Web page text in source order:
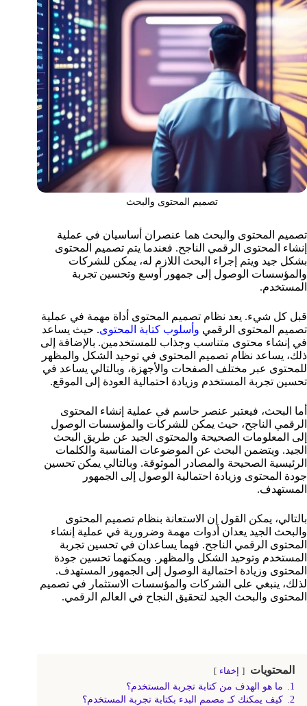
تصميم المحتوى والبحث
تصميم المحتوى والبحث هما عنصران أساسيان في عملية
إنشاء المحتوى الرقمي الناجح. فعندما يتم تصميم المحتوى
بشكل جيد ويتم إجراء البحث اللازم له، يمكن للشركات
والمؤسسات الوصول إلى جمهور أوسع وتحسين تجربة
المستخدم.
قبل كل شيء. يعد نظام تصميم المحتوى أداة مهمة في عملية
تصميم المحتوى الرقمي وأسلوب كتابة المحتوى. حيث يساعد
في إنشاء محتوى متناسب وجذاب للمستخدمين. بالإضافة إلى
ذلك، يساعد نظام تصميم المحتوى في توحيد الشكل والمظهر
للمحتوى عبر مختلف الصفحات والأجهزة، وبالتالي يساعد في
تحسين تجربة المستخدم وزيادة احتمالية العودة إلى الموقع.
أما البحث، فيعتبر عنصر حاسم في عملية إنشاء المحتوى
الرقمي الناجح، حيث يمكن للشركات والمؤسسات الوصول
إلى المعلومات الصحيحة والمحتوى الجيد عن طريق البحث
الجيد. ويتضمن البحث عن الموضوعات المناسبة والكلمات
الرئيسية الصحيحة والمصادر الموثوقة. وبالتالي يمكن تحسين
جودة المحتوى وزيادة احتمالية الوصول إلى الجمهور
المستهدف.
بالتالي، يمكن القول إن الاستعانة بنظام تصميم المحتوى
والبحث الجيد يعدان أدوات مهمة وضرورية في عملية إنشاء
المحتوى الرقمي الناجح. فهما يساعدان في تحسين تجربة
المستخدم وتوحيد الشكل والمظهر. ويمكنهما تحسين جودة
المحتوى وزيادة احتمالية الوصول إلى الجمهور المستهدف.
لذلك، ينبغي على الشركات والمؤسسات الاستثمار في تصميم
المحتوى والبحث الجيد لتحقيق النجاح في العالم الرقمي.
المحتويات إخفاء
1.
ما هو الهدف من كتابة تجربة المستخدم؟
2.
كيف يمكنك كـ مصمم البدء بكتابة تجربة المستخدم؟